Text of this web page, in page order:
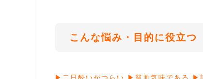
こんな悩み・目的に役立つ
▶︎二日酔いがつらい ▶︎貧血気味である ▶︎